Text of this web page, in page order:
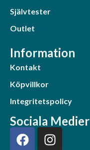
Självtester
Outlet
Information
Kontakt
Köpvillkor
Integritetspolicy
Sociala Medier